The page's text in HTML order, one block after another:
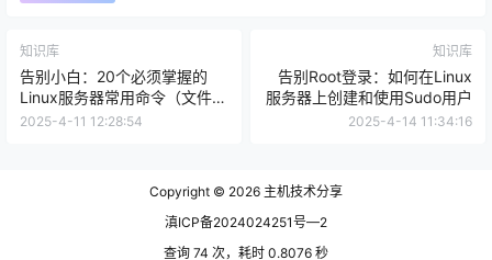
知识库
告别小白：20个必须掌握的
Linux服务器常用命令（文件/
进程/网络操作）
2025-4-11 12:28:54
知识库
告别Root登录：如何在Linux
服务器上创建和使用Sudo用户
2025-4-14 11:34:16
Copyright © 2026 主机技术分享
滇ICP备2024024251号—2
查询 74 次，耗时 0.8076 秒